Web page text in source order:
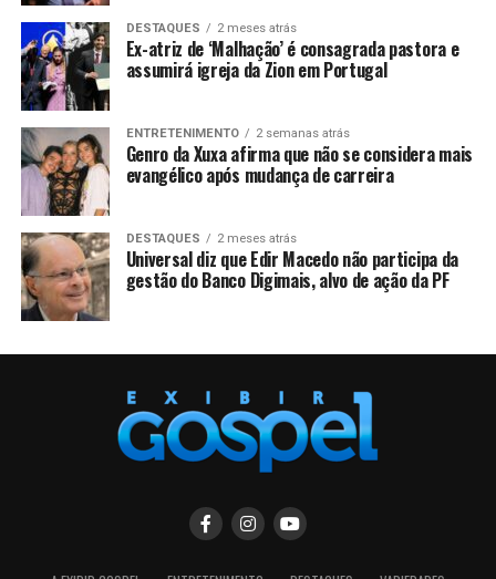
DESTAQUES 2 meses atrás
Ex-atriz de ‘Malhação’ é consagrada pastora e
assumirá igreja da Zion em Portugal
ENTRETENIMENTO 2 semanas atrás
Genro da Xuxa afirma que não se considera mais
evangélico após mudança de carreira
DESTAQUES 2 meses atrás
Universal diz que Edir Macedo não participa da
gestão do Banco Digimais, alvo de ação da PF